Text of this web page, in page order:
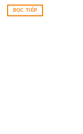
ĐỌC TIẾP